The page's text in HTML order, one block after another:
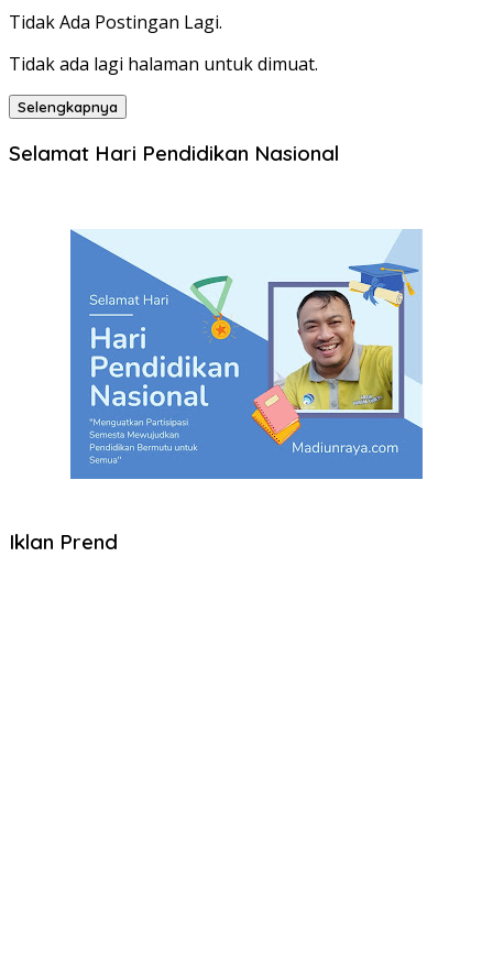
Tidak Ada Postingan Lagi.
Tidak ada lagi halaman untuk dimuat.
Selengkapnya
Selamat Hari Pendidikan Nasional
Iklan Prend